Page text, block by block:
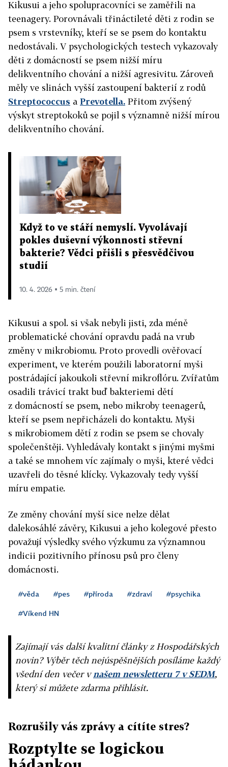
Kikusui a jeho spolupracovníci se zaměřili na
teenagery. Porovnávali třináctileté děti z rodin se
psem s vrstevníky, kteří se se psem do kontaktu
nedostávali. V psychologických testech vykazovaly
děti z domácností se psem nižší míru
delikventního chování a nižší agresivitu. Zároveň
měly ve slinách vyšší zastoupení bakterií z rodů
Streptococcus a Prevotella. Přitom zvýšený
výskyt streptokoků se pojil s významně nižší mírou
delikventního chování.
Když to ve stáří nemyslí. Vyvolávají
pokles duševní výkonnosti střevní
bakterie? Vědci přišli s přesvědčivou
studií
10. 4. 2026 ▪ 5 min. čtení
Kikusui a spol. si však nebyli jisti, zda méně
problematické chování opravdu padá na vrub
změny v mikrobiomu. Proto provedli ověřovací
experiment, ve kterém použili laboratorní myši
postrádající jakoukoli střevní mikroflóru. Zvířatům
osadili trávicí trakt buď bakteriemi dětí
z domácností se psem, nebo mikroby teenagerů,
kteří se psem nepřicházeli do kontaktu. Myši
s mikrobiomem dětí z rodin se psem se chovaly
společenštěji. Vyhledávaly kontakt s jinými myšmi
a také se mnohem víc zajímaly o myši, které vědci
uzavřeli do těsné klícky. Vykazovaly tedy vyšší
míru empatie.
Ze změny chování myší sice nelze dělat
dalekosáhlé závěry, Kikusui a jeho kolegové přesto
považují výsledky svého výzkumu za významnou
indicii pozitivního přínosu psů pro členy
domácnosti.
#věda #pes #příroda #zdraví #psychika
#Víkend HN
Zajímají vás další kvalitní články z Hospodářských
novin? Výběr těch nejúspěšnějších posíláme každý
všední den večer vnašem newsletteru 7 v SEDM,
který si můžete zdarma přihlásit.
Rozrušily vás zprávy a cítíte stres?
Rozptylte se logickou